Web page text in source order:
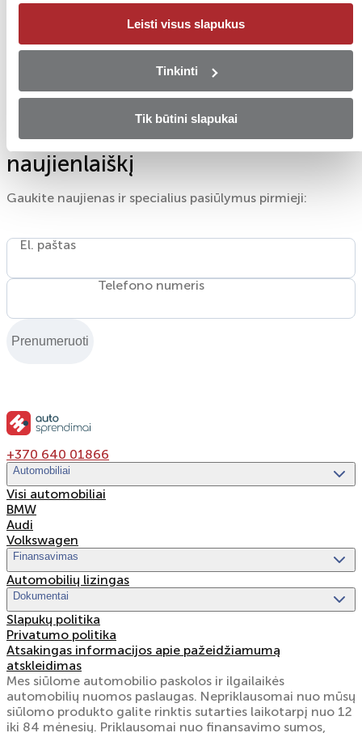
Leisti visus slapukus
Tinkinti
Tik būtini slapukai
stilių ir vairavimo pageidavimus.
Mes siūlome sklandų pirkimo procesą su aiškiomis
įsigijimas bus toks pat sklandus, kaip ir pats vairavimas.
Užsiprenumeruokite mūsų
naujienlaiškį
Gaukite naujienas ir specialius pasiūlymus pirmieji:
El. paštas
Telefono numeris
Prenumeruoti
+370 640 01866
Automobiliai
Visi automobiliai
BMW
Audi
Volkswagen
Finansavimas
Automobilių lizingas
Dokumentai
Slapukų politika
Privatumo politika
Atsakingas informacijos apie pažeidžiamumą
atskleidimas
Mes siūlome automobilio paskolos ir ilgailaikės
automobilių nuomos paslaugas. Nepriklausomai nuo mūsų
siūlomo produkto galite rinktis sutarties laikotarpį nuo 12
iki 84 mėnesių. Priklausomai nuo finansavimo sumos,